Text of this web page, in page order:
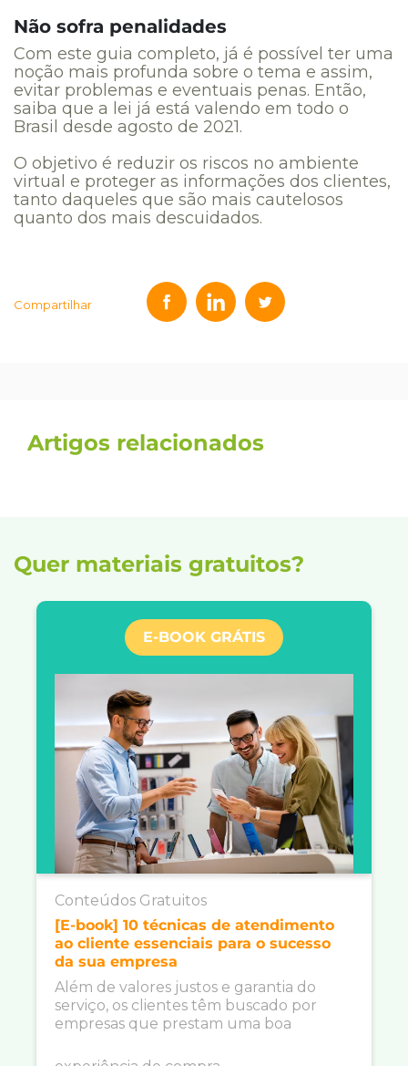
Não sofra penalidades
Com este guia completo, já é possível ter uma
noção mais profunda sobre o tema e assim,
evitar problemas e eventuais penas. Então,
saiba que a lei já está valendo em todo o
Brasil desde agosto de 2021.
O objetivo é reduzir os riscos no ambiente
virtual e proteger as informações dos clientes,
tanto daqueles que são mais cautelosos
quanto dos mais descuidados.
Compartilhar
Artigos relacionados
Quer materiais gratuitos?
E-BOOK GRÁTIS
Conteúdos Gratuitos
[E-book] 10 técnicas de atendimento
ao cliente essenciais para o sucesso
da sua empresa
Além de valores justos e garantia do
serviço, os clientes têm buscado por
empresas que prestam uma boa